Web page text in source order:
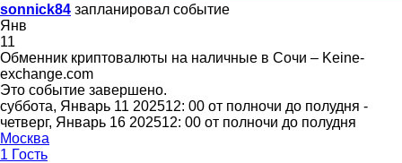
sonnick84 запланировал событие
Янв
11
Обменник криптовалюты на наличные в Сочи – Keine-
exchange.com
Это событие завершено.
суббота, Январь 11 202512: 00 от полночи до полудня -
четверг, Январь 16 202512: 00 от полночи до полудня
Москва
1 Гость